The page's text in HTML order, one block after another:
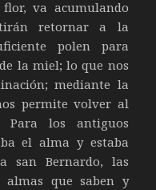
va acumulando
retornar a la
polen para
la miel; lo que nos
mediante la
permite volver al
los antiguos
el alma y estaba
san Bernardo, las
que saben y